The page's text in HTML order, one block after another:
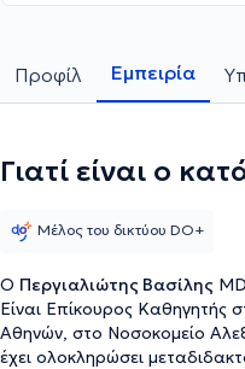
Προφίλ Εμπειρία
Γιατί είναι ο
Ο Περγιαλιώτης Βασίλης
Είναι Επίκουρος Καθηγητής
Αθηνών, στο Νοσοκομείο Αλεξάνδρα. Έχει αναγορευτεί διδάκτωρ του Καποδιστριακού
έχει ολοκληρώσει
Μέλος του δικτύου DO+